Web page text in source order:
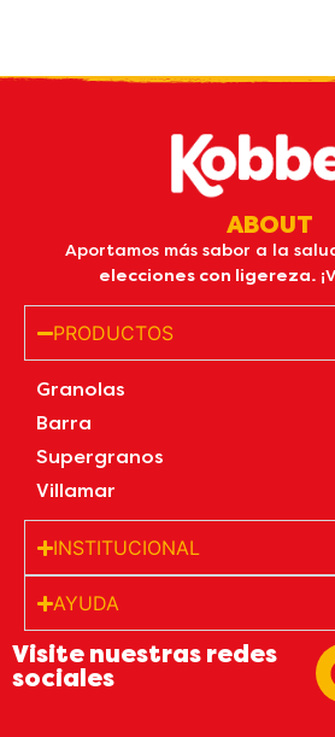
ABOUT
Aportamos más sabor a la
elecciones con ligereza.
PRODUCTOS
Granolas
Barra
Supergranos
Villamar
INSTITUCIONAL
AYUDA
Visite nuestras redes
sociales